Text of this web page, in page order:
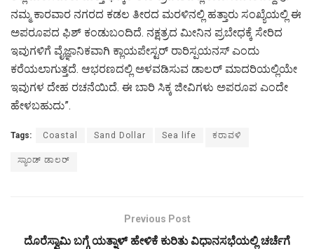
ನಮ್ಮ ಕಾರವಾರ ನಗರದ ಕಡಲ ತೀರದ ಮರಳಿನಲ್ಲಿ ಹತ್ತಾರು ಸಂಖ್ಯೆಯಲ್ಲಿ ಈ
ಅಪರೂಪದ ಫಿಶ್ ಕಂಡುಬಂದಿದೆ. ನಕ್ಷತ್ರದ ಮೀನಿನ ಪ್ರಬೇಧಕ್ಕೆ ಸೇರಿದ
ಇವುಗಳಿಗೆ ವೈಜ್ಞಾನಿಕವಾಗಿ ಕ್ಲಾಯಪೇಸ್ಟರ್ ರಾರಿಸ್ಪಯನಸ್ ಎಂದು
ಕರೆಯಲಾಗುತ್ತದೆ. ಆಭರಣದಲ್ಲಿ ಅಳವಡಿಸುವ ಡಾಲರ್ ಮಾದರಿಯಲ್ಲಿಯೇ
ಇವುಗಳ ದೇಹ ರಚನೆಯಿದೆ. ಈ ಬಾರಿ ಸಿಕ್ಕ ಜೀವಿಗಳು ಅಪರೂಪ ಎಂದೇ
ಹೇಳಬಹುದು”.
Tags: Coastal Sand Dollar Sea life ಕರಾವಳಿ
ಸ್ಯಾಂಡ್ ಡಾಲರ್‌
Previous Post
ದೊರೆಸ್ವಾಮಿ ಬಗ್ಗೆ ಯತ್ನಾಳ್ ಹೇಳಿಕೆ ಕುರಿತು ವಿಧಾನಸಭೆಯಲ್ಲಿ ಚರ್ಚೆಗೆ